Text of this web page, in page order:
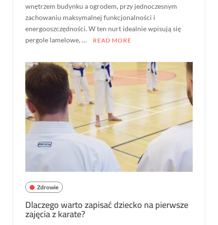
wnętrzem budynku a ogrodem, przy jednoczesnym
zachowaniu maksymalnej funkcjonalności i
energooszczędności. W ten nurt idealnie wpisują się
pergole lamelowe, …
READ MORE
Zdrowie
Dlaczego warto zapisać dziecko na pierwsze
zajęcia z karate?